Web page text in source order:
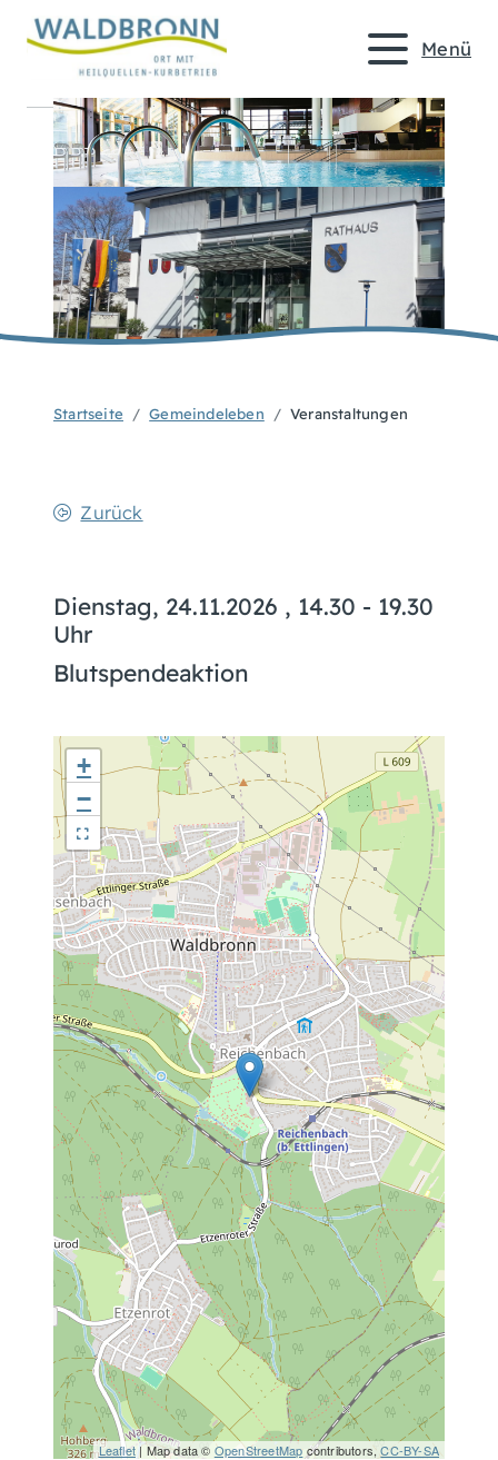
Menü
Startseite Gemeindeleben Veranstaltungen
Zurück
Dienstag, 24.11.2026 , 14.30 - 19.30
Uhr
Blutspendeaktion
+
−
Leaflet| Map data © OpenStreetMap contributors,CC-BY-SA